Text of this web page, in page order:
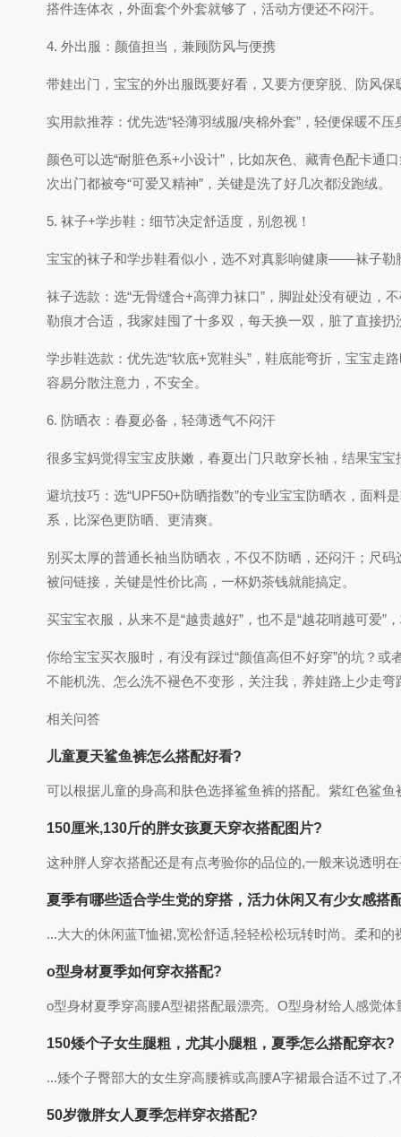
搭件连体衣，外面套个外套就够了，活动方便还不闷汗。
4. 外出服：颜值担当，兼顾防风与便携
带娃出门，宝宝的外出服既要好看，又要方便穿脱、防风
实用款推荐：优先选“轻薄羽绒服/夹棉外套”，轻便保暖不
颜色可以选“耐脏色系+小设计”，比如灰色、藏青色配卡通
次出门都被夸“可爱又精神”，关键是洗了好几次都没跑绒。
5. 袜子+学步鞋：细节决定舒适度，别忽视！
宝宝的袜子和学步鞋看似小，选不对真影响健康——袜子勒
袜子选款：选“无骨缝合+高弹力袜口”，脚趾处没有硬边，
勒痕才合适，我家娃囤了十多双，每天换一双，脏了直接
学步鞋选款：优先选“软底+宽鞋头”，鞋底能弯折，宝宝走
容易分散注意力，不安全。
6. 防晒衣：春夏必备，轻薄透气不闷汗
很多宝妈觉得宝宝皮肤嫩，春夏出门只敢穿长袖，结果宝
避坑技巧：选“UPF50+防晒指数”的专业宝宝防晒衣，面料
系，比深色更防晒、更清爽。
别买太厚的普通长袖当防晒衣，不仅不防晒，还闷汗；尺
被问链接，关键是性价比高，一杯奶茶钱就能搞定。
买宝宝衣服，从来不是“越贵越好”，也不是“越花哨越可爱
你给宝宝买衣服时，有没有踩过“颜值高但不好穿”的坑？
不能机洗、怎么洗不褪色不变形，关注我，养娃路上少走弯
相关问答
儿童夏天鲨鱼裤怎么搭配好看?
可以根据儿童的身高和肤色选择鲨鱼裤的搭配。紫红色鲨
150厘米,130斤的胖女孩夏天穿衣搭配图片?
这种胖人穿衣搭配还是有点考验你的品位的,一般来说透明
夏季有哪些适合学生党的穿搭，活力休闲又有少女感搭
...大大的休闲蓝T恤裙,宽松舒适,轻轻松松玩转时尚。柔和
o型身材夏季如何穿衣搭配?
o型身材夏季穿高腰A型裙搭配最漂亮。O型身材给人感觉
150矮个子女生腿粗，尤其小腿粗，夏季怎么搭配穿衣?
...矮个子臀部大的女生穿高腰裤或高腰A字裙最合适不过了
50岁微胖女人夏季怎样穿衣搭配?